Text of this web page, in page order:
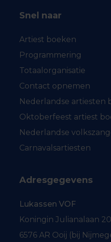
Snel naar
Artiest boeken
Programmering
Totaalorganisatie
Contact opnemen
Nederlandse artiesten
Oktoberfeest artiest
Nederlandse
Carnavalsartiesten
Adresgegevens
Lukassen VOF
Koningin Julianalaan
6576 AR Ooij (bij